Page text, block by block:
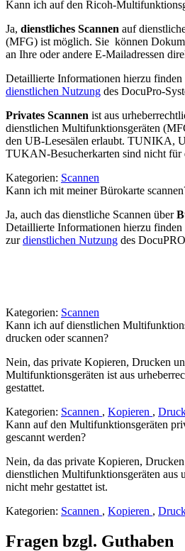
Kann ich auf den Ricoh-
Ja, dienstliches Scannen auf
(MFG) ist möglich. Sie können
an Ihre oder andere E-Mailadressen
Detaillierte Informationen hierzu finden
dienstlichen Nutzung des DocuPro-
Privates Scannen ist aus
dienstlichen Multifunktionsgeräten
den UB-Lesesälen erlaubt. TUNIKA,
TUKAN-Besucherkarten sind nicht für
Kategorien: Scannen
Kann ich mit meiner Bürokarte
Ja, auch das dienstliche Scannen über
Detaillierte Informationen hierzu finden
zurdienstlichen Nutzung des
Kategorien: Scannen
Kann ich auf dienstlichen
drucken oder scannen?
Nein, das private Kopieren, Drucken
Multifunktionsgeräten ist aus
gestattet.
Kategorien: Scannen , Kopieren ,
Kann auf den Multifunktionsgeräten
gescannt werden?
Nein, da das private Kopieren,
dienstlichen Multifunktionsgeräten aus
nicht mehr gestattet ist.
Kategorien: Scannen , Kopieren ,
Fragen bzgl. Guthaben